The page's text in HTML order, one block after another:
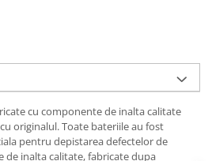
cu componente de inalta calitate
originalul. Toate bateriile au fost
pentru depistarea defectelor de
de inalta calitate, fabricate dupa